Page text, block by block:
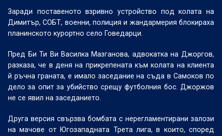
Заради поставеното взривно устройство под колата на
Димитър, СОБТ, военни, полиция и жандармерия блокираха
планинското курортно село Говедарци.
Пред Би Ти Ви Василка Мазганова, адвокатка на Джоргов,
разказа, че в деня на прикрепената към колата на клиента
й ръчна граната, е имало заседание на съда в Самоков по
дело за опит за убийство срещу футболния бос. Джоржов
не се явил на заседанието.
Друга версия свързва бомбата с нерегламентирани залози
на мачове от Югозападната Трета лига, в които, според